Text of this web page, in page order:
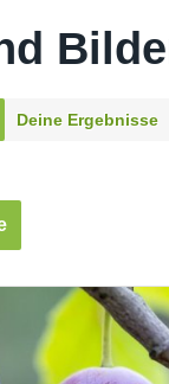
Deine Ergebnisse